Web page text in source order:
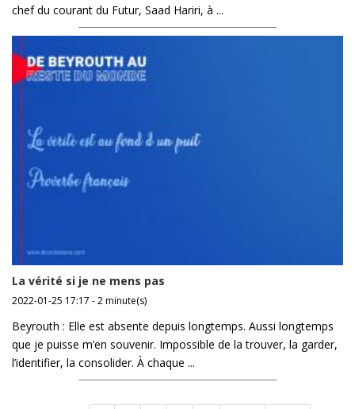
chef du courant du Futur, Saad Hariri, à ...
La vérité si je ne mens pas
2022-01-25 17:17 - 2 minute(s)
Beyrouth : Elle est absente depuis longtemps. Aussi longtemps
que je puisse m’en souvenir. Impossible de la trouver, la garder,
l’identifier, la consolider. À chaque ...